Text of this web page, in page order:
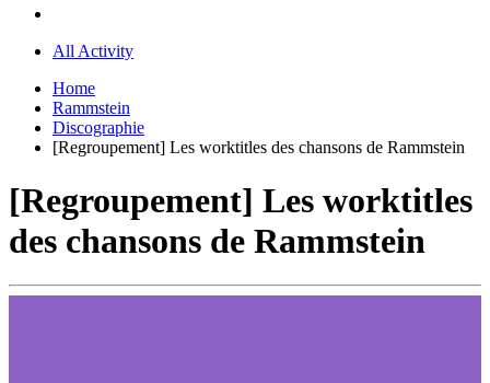
All Activity
Home
Rammstein
Discographie
[Regroupement] Les worktitles des chansons de Rammstein
[Regroupement] Les worktitles
des chansons de Rammstein